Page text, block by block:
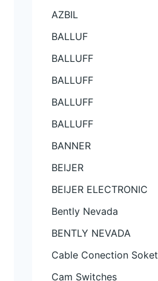
AZBIL
BALLUF
BALLUFF
BALLUFF
BALLUFF
BALLUFF
BANNER
BEIJER
BEIJER ELECTRONIC
Bently Nevada
BENTLY NEVADA
Cable Conection Soket
Cam Switches